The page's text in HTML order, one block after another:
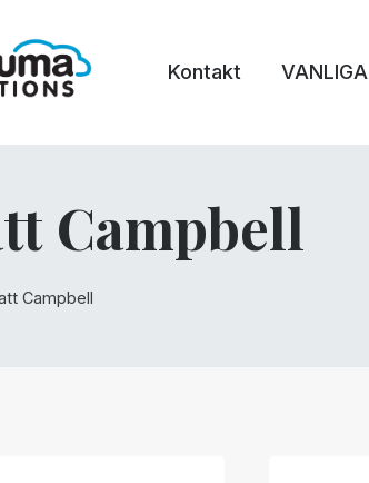
Kontakt
Campbell
Campbell